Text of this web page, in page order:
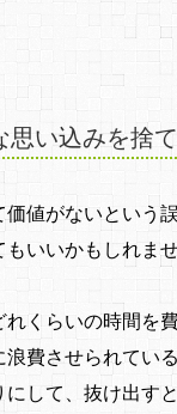
い込みを捨
値がないという
いいかもしれま
れくらいの時間
費させられている
して、抜け出す